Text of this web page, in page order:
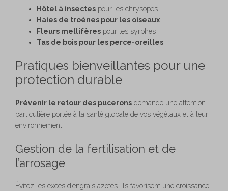
Hôtel à insectes pour les chrysopes
Haies de troènes pour les oiseaux
Fleurs mellifères pour les syrphes
Tas de bois pour les perce-oreilles
Pratiques bienveillantes pour une
protection durable
Prévenir le retour des pucerons demande une attention
particulière portée à la santé globale de vos végétaux et à leur
environnement.
Gestion de la fertilisation et de
l’arrosage
Évitez les excès d’engrais azotés. Ils favorisent une croissance